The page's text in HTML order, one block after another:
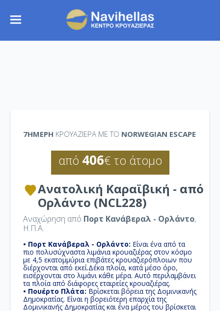
7ΉΜΕΡΗ ΚΡΟΥΑΖΙΕΡΑ ΜΕ ΤΟ NORWEGIAN ESCAPE
από 406€ το άτομο
Ανατολική Καραϊβική - από
Ορλάντο (NCL228)
Αναχώρηση από Πορτ Κανάβεραλ - Ορλάντο,
Η.Π.Α.
• Πορτ Κανάβεραλ - Ορλάντο: Είναι ένα από τα
πιο πολυσύχναστα λιμάνια κρουαζιέρας στον κόσμο
με 4,5 εκατομμύρια επιβάτες κρουαζιερόπλοιων που
διέρχονται από εκεί.Δέκα πλοία, κατά μέσο όρο,
εισέρχονται στο λιμάνι κάθε μέρα. Αυτό περιλαμβάνει
τα πλοία από διάφορες εταιρείες κρουαζιέρας.
• Πουέρτο Πλάτα:Βρίσκεται βόρεια της Δομινικανής
Δημοκρατίας. Είναι η βορειότερη επαρχία της
Δομινικανής Δημοκρατίας και ένα μέρος του βρίσκεται